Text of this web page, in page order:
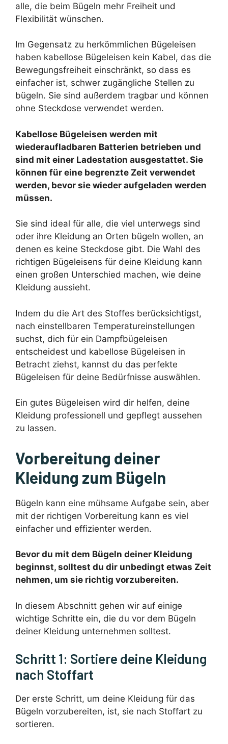
alle, die beim Bügeln mehr Freiheit und
Flexibilität wünschen.
Im Gegensatz zu herkömmlichen Bügeleisen
haben kabellose Bügeleisen kein Kabel, das die
Bewegungsfreiheit einschränkt, so dass es
einfacher ist, schwer zugängliche Stellen zu
bügeln. Sie sind außerdem tragbar und können
ohne Steckdose verwendet werden.
Kabellose Bügeleisen werden mit
wiederaufladbaren Batterien betrieben und
sind mit einer Ladestation ausgestattet. Sie
können für eine begrenzte Zeit verwendet
werden, bevor sie wieder aufgeladen werden
müssen.
Sie sind ideal für alle, die viel unterwegs sind
oder ihre Kleidung an Orten bügeln wollen, an
denen es keine Steckdose gibt. Die Wahl des
richtigen Bügeleisens für deine Kleidung kann
einen großen Unterschied machen, wie deine
Kleidung aussieht.
Indem du die Art des Stoffes berücksichtigst,
nach einstellbaren Temperatureinstellungen
suchst, dich für ein Dampfbügeleisen
entscheidest und kabellose Bügeleisen in
Betracht ziehst, kannst du das perfekte
Bügeleisen für deine Bedürfnisse auswählen.
Ein gutes Bügeleisen wird dir helfen, deine
Kleidung professionell und gepflegt aussehen
zu lassen.
Vorbereitung deiner
Kleidung zum Bügeln
Bügeln kann eine mühsame Aufgabe sein, aber
mit der richtigen Vorbereitung kann es viel
einfacher und effizienter werden.
Bevor du mit dem Bügeln deiner Kleidung
beginnst, solltest du dir unbedingt etwas Zeit
nehmen, um sie richtig vorzubereiten.
In diesem Abschnitt gehen wir auf einige
wichtige Schritte ein, die du vor dem Bügeln
deiner Kleidung unternehmen solltest.
Schritt 1: Sortiere deine Kleidung
nach Stoffart
Der erste Schritt, um deine Kleidung für das
Bügeln vorzubereiten, ist, sie nach Stoffart zu
sortieren.